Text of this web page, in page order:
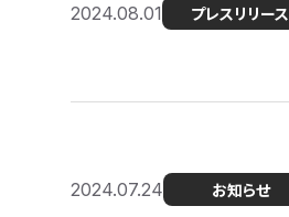
2024.08.01 プレスリリース
2024.07.24 お知らせ